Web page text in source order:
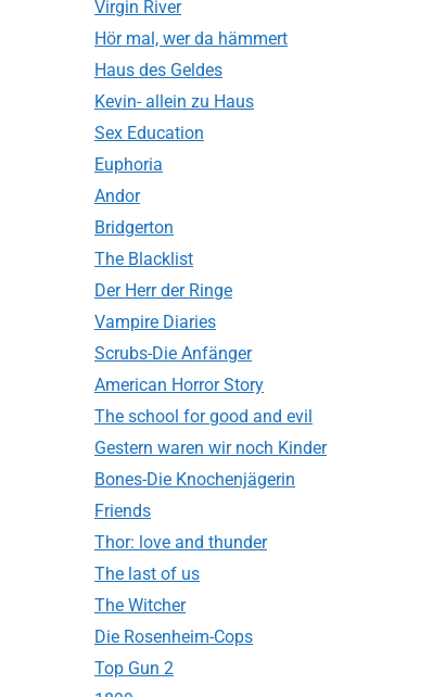
Virgin River
Hör mal, wer da hämmert
Haus des Geldes
Kevin- allein zu Haus
Sex Education
Euphoria
Andor
Bridgerton
The Blacklist
Der Herr der Ringe
Vampire Diaries
Scrubs-Die Anfänger
American Horror Story
The school for good and evil
Gestern waren wir noch Kinder
Bones-Die Knochenjägerin
Friends
Thor: love and thunder
The last of us
The Witcher
Die Rosenheim-Cops
Top Gun 2